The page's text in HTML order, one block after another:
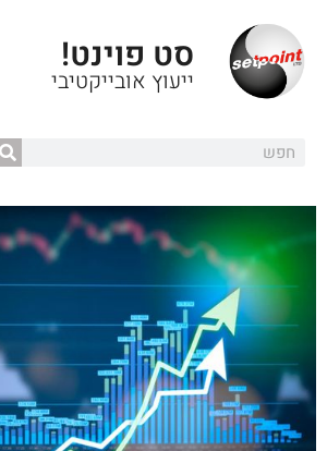
סט פוינט!
ייעוץ אובייקטיבי